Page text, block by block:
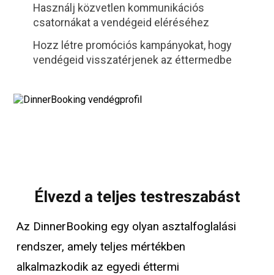
Használj közvetlen kommunikációs
csatornákat a vendégeid eléréséhez
Hozz létre promóciós kampányokat, hogy
vendégeid visszatérjenek az éttermedbe
Élvezd a teljes testreszabást
Az DinnerBooking egy olyan asztalfoglalási
rendszer, amely teljes mértékben
alkalmazkodik az egyedi éttermi